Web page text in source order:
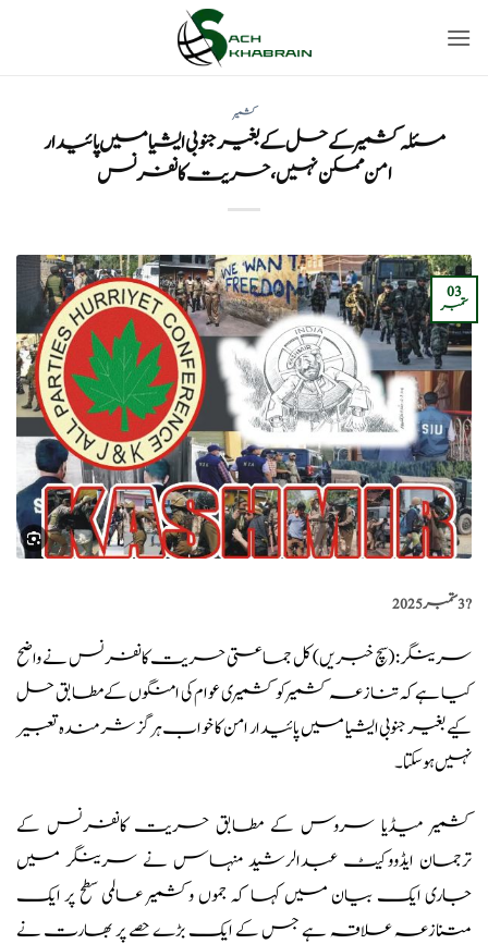
کشمیر
مسئلہ کشمیر کے حل کے بغیر جنوبی ایشیا میں پائیدار
امن ممکن نہیں، حریت کانفرنس
03
ستمبر
?️3 ستمبر 2025
سرینگر: (سچ خبریں) کل جماعتی حریت کانفرنس نے واضح
کیا ہے کہ تنازعہ کشمیر کو کشمیری عوام کی امنگوں کے مطابق حل
کیے بغیر جنوبی ایشیا میں پائیدار امن کا خواب ہرگز شرمندہ تعبیر
نہیں ہوسکتا۔
کشمیر میڈیا سروس کے مطابق حریت کانفرنس کے
ترجمان ایڈووکیٹ عبدالرشید منہاس نے سرینگر میں
جاری ایک بیان میں کہا کہ جموں وکشمیر عالمی سطح پر ایک
متنازعہ علاقہ ہے جس کے ایک بڑے حصے پر بھارت نے